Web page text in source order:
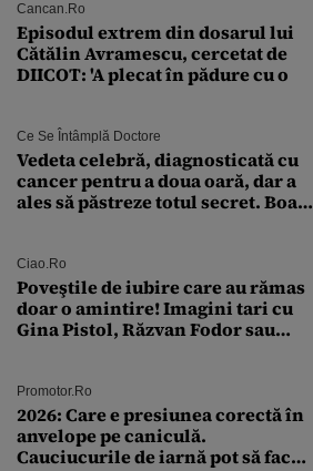
Cancan.ro
Episodul extrem din dosarul lui
Cătălin Avramescu, cercetat de
DIICOT: 'A plecat în pădure cu o
Ce Se Întâmplă Doctore
Vedeta celebră, diagnosticată cu
cancer pentru a doua oară, dar a
ales să păstreze totul secret. Boala
Ciao.ro
Poveştile de iubire care au rămas
doar o amintire! Imagini tari cu
Gina Pistol, Răzvan Fodor sau
Promotor.ro
2026: Care e presiunea corectă în
anvelope pe caniculă.
Cauciucurile de iarnă pot să facă